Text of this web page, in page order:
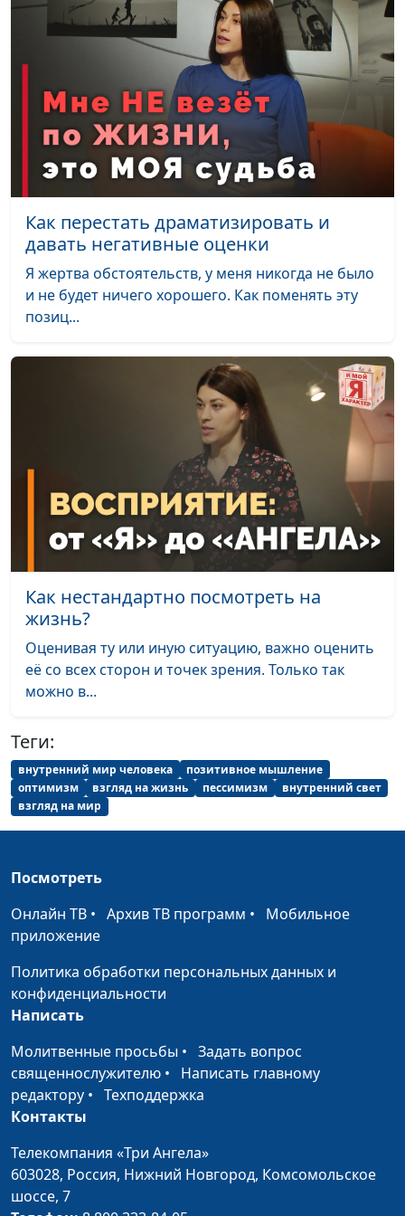
Зачем человеку
церковь?
Валерий Малышев,
Сергей Давидоглу,
библеист, аспирант
Российского
государственного
гуманитарного
университета
#466
Культурные
веры
Валерий Малышев,
библеист, аспирант
Российского
государственного
гуманитарного
Сергей Давидоглу,
библеист, аспирант
Российского
государственного
гуманитарного
университета
Народ Божий
соблюдает субботу
Валерий Малышев,
Сергей Давидоглу,
государственного
университета
#463
Тело как храм Святого
государственного
гуманитарного
Христа и Павла
Российского
университета
Учение Христа:
смирение или
вызывающее
поведение?
Сергей Давидоглу,
библеист, аспирант
университета
Родословные Христа:
читать или
Валерий Малышев,
Как перестать драматизировать и
давать негативные оценки
Я жертва обстоятельств, у меня никогда не было
и не будет ничего хорошего. Как поменять эту
позиц...
Как нестандартно посмотреть на
жизнь?
Оценивая ту или иную ситуацию, важно оценить
её со всех сторон и точек зрения. Только так
можно в...
Теги:
внутренний мир человека
позитивное мышление
оптимизм
взгляд на жизнь пессимизм
внутренний свет
взгляд на мир
Посмотреть
Онлайн ТВ • Архив ТВ программ • Мобильное
приложение
Политика обработки персональных данных и
конфиденциальности
Написать
Молитвенные просьбы • Задать вопрос
священнослужителю • Написать главному
редактору • Техподдержка
Контакты
Телекомпания «Три Ангела»
603028, Россия, Нижний Новгород, Комсомольское
шоссе, 7